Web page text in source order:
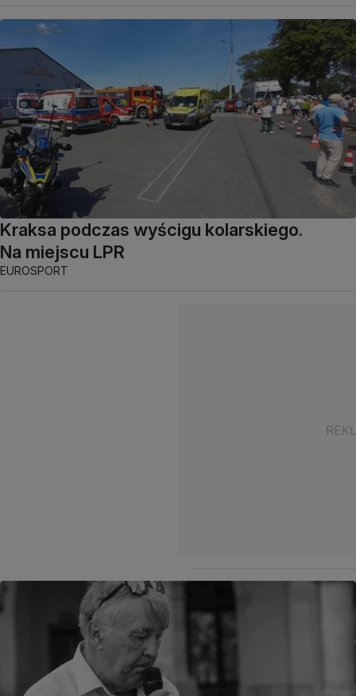
Kraksa podczas wyścigu kolarskiego.
Na miejscu LPR
EUROSPORT